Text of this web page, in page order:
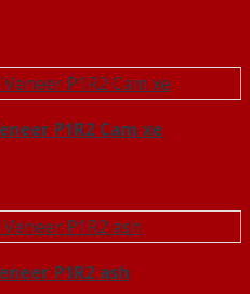
P1R2 Cam xe
P1R2 ash